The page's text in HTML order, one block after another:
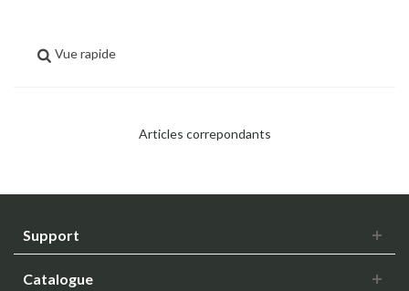
Vue rapide
Articles correpondants
Support
Catalogue